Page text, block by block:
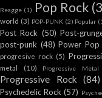
Reagge (1) Pop Rock
world (3) POP-PUNK (2) Popular
Post Rock (50) Post-
post-punk (48) Power Pop
progresive rock (5)
metal
(10) Progressive
Progressive Rock (84)
Psychedelic Rock (57)